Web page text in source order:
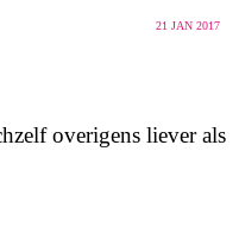
21 JAN 2017
overigens liever als